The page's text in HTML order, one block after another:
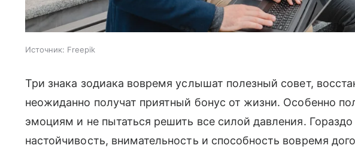
Источник: Freepik
Три знака зодиака вовремя услышат полезный совет,
неожиданно получат приятный бонус от жизни. Особенно
эмоциям и не пытаться решить все силой давления.
настойчивость, внимательность и способность вовремя